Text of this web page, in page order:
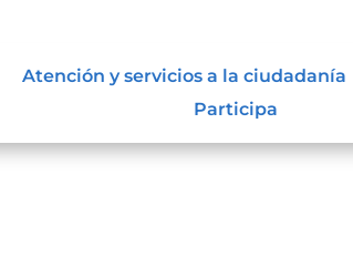
Atención y servicios a la ciudadanía
Participa